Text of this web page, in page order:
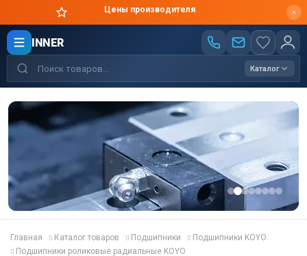
Цены производителя
INNER
Каталог
Главная Каталог товаров Подшипники
Подшипники KOYO
Подшипники роликовые радиальные KOYO